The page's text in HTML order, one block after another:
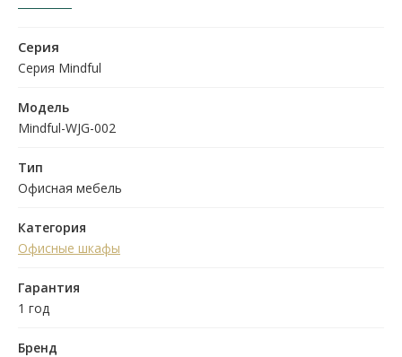
Серия
Серия Mindful
Модель
Mindful-WJG-002
Тип
Офисная мебель
Категория
Офисные шкафы
Гарантия
1 год
Бренд